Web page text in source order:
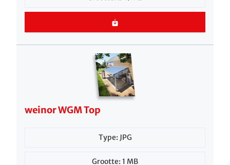
weinor WGM Top
Type: JPG
Grootte: 1 MB